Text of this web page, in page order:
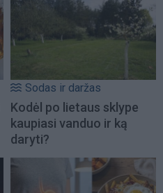
Sodas ir daržas
Kodėl po lietaus sklype
kaupiasi vanduo ir ką
daryti?